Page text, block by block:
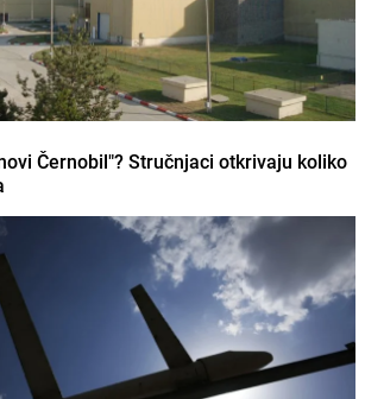
Černobil"? Stručnjaci otkrivaju koliko